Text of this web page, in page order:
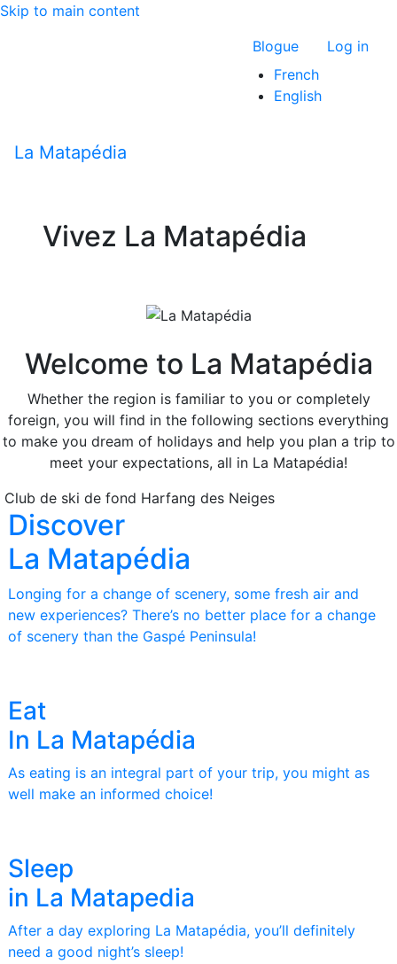
Skip to main content
Menu du
Blogue
Log in
French
English
La Matapédia
Vivez La Matapédia
Previous
Welcome to La Matapédia
Whether the region is familiar to you or completely
foreign, you will find in the following sections everything
to make you dream of holidays and help you plan a trip to
meet your expectations, all in La Matapédia!
Prochaine section
de ski de fond Harfang des Neiges
Discover
La Matapédia
Longing for a change of scenery, some fresh air and
new experiences? There’s no better place for a change
of scenery than the Gaspé Peninsula!
Eat
In La Matapédia
As eating is an integral part of your trip, you might as
well make an informed choice!
Sleep
in La Matapedia
After a day exploring La Matapédia, you’ll definitely
need a good night’s sleep!